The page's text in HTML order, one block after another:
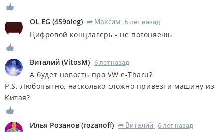
OL EG (459oleg) R Максим 6 лет назад
Цифровой концлагерь - не погоняешь
Виталий (VitosM) 6 лет назад
А будет новость про VW e-Tharu?
P.S. Любопытно, насколько сложно привезти машину из
Китая?
Илья Розанов (rozanoff) R Виталий 6 лет назад